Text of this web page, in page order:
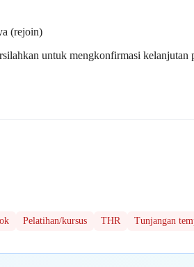
(rejoin)
untuk mengkonfirmasi
Pelatihan/kursus THR Tunjangan